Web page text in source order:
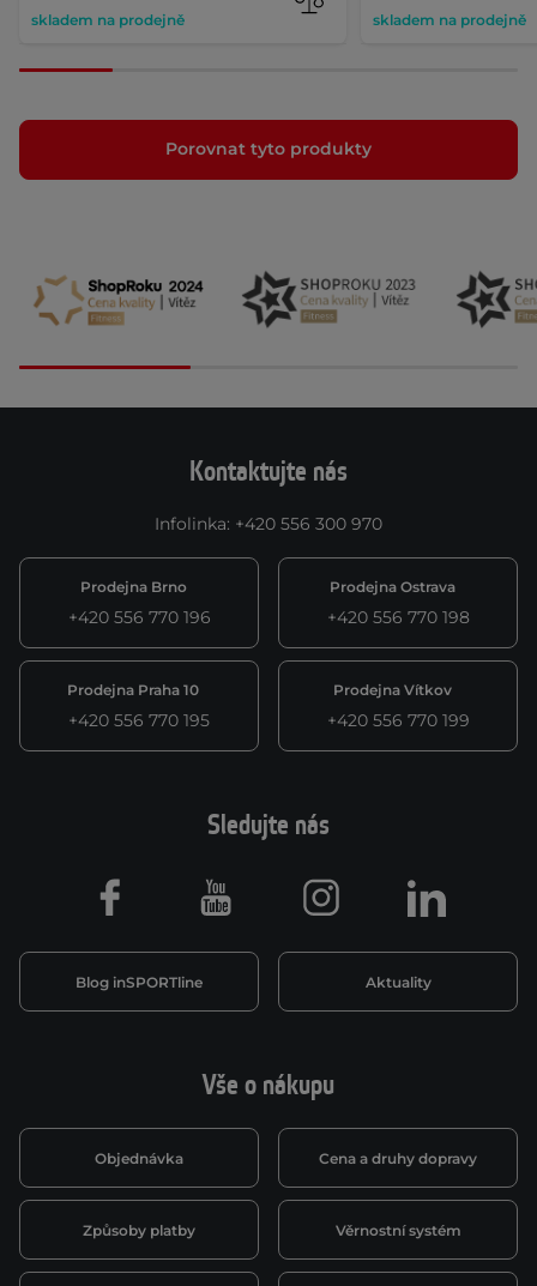
skladem na prodejně skladem na prodejně
Porovnat tyto produkty
Kontaktujte nás
Infolinka: +420 556 300 970
Prodejna Brno
+420 556 770 196
Prodejna Ostrava
+420 556 770 198
Prodejna Praha 10
+420 556 770 195
Prodejna Vítkov
+420 556 770 199
Vše o nákupu
Objednávka Cena a druhy dopravy
Způsoby platby Věrnostní systém
Sledujte nás
Blog inSPORTline Aktuality
Facebook Youtube Instagram LinkedIn